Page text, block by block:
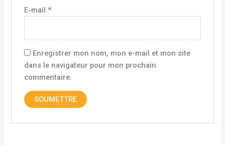
E-mail *
Enregistrer mon nom, mon e-mail et mon site
dans le navigateur pour mon prochain
commentaire.